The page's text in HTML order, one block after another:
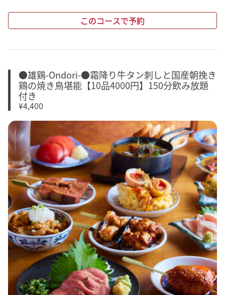
このコースで予約
●雄鶏-Ondori-●霜降り牛タン刺しと国産朝挽き
鶏の焼き鳥堪能【10品4000円】150分飲み放題
付き
¥4,400